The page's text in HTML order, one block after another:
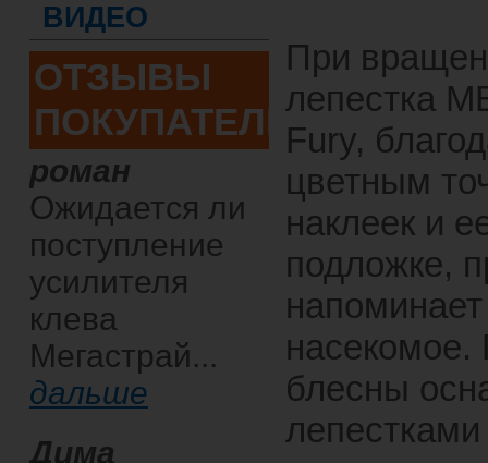
ВИДЕО
ОТЗЫВЫ
ПОКУПАТЕЛЕЙ
роман
Ожидается ли
поступление
усилителя
клева
Мегастрай...
дальше
Дима
При
лепестка
Fury,
цветным
наклеек и
подложке,
насекомое.
блесны